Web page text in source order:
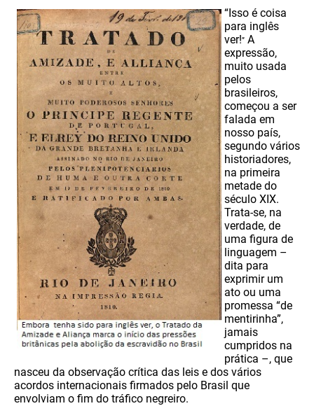
“Isso é coisa
para inglês
ver!” A
expressão,
muito usada
pelos
brasileiros,
começou a ser
falada em
nosso país,
segundo vários
historiadores,
na primeira
metade do
século XIX.
Trata-se, na
verdade, de
uma figura de
linguagem –
dita para
exprimir um
ato ou uma
promessa “de
mentirinha”,
jamais
cumpridos na
prática –, que
nasceu da observação crítica das leis e dos vários
acordos internacionais firmados pelo Brasil que
envolviam o fim do tráfico negreiro.